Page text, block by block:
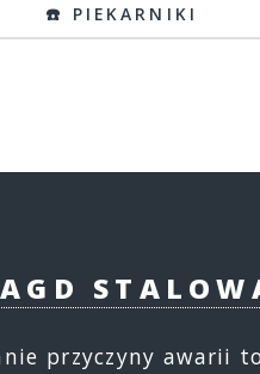
☎️ PIEKARNIKI
przyczyny awarii